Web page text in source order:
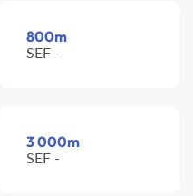
800m
SEF -
3 000m
SEF -